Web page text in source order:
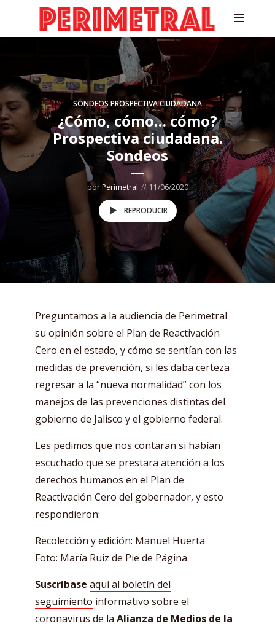
SONDEOS PROSPECTIVA CIUDADANA
¿Cómo, cómo… cómo?
Prospectiva ciudadana.
Sondeos
porPerimetral 11/06/2020
REPRODUCIR
Preguntamos a la audiencia de Perimetral
su opinión sobre el Plan de Reactivación
Cero en el estado, y cómo se sentían con las
medidas de prevención, si les daba certeza
regresar a la “nueva normalidad” con los
manejos de las prevenciones distintas del
gobierno de Jalisco y el gobierno federal.
Les pedimos que nos contaran si habían
escuchado que se prestara atención a los
derechos humanos en el Plan de
Reactivación Cero del gobernador, y esto
respondieron:
Recolección y edición: Manuel Huerta
Foto: María Ruiz de Pie de Página
Suscríbase aquí al boletín del
seguimiento informativo sobre el
coronavirus de la Alianza de Medios de la